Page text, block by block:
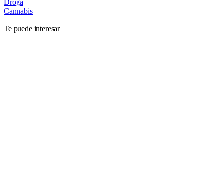
Droga
Cannabis
Te puede interesar